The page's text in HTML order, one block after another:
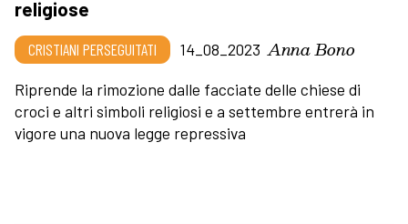
religiose
CRISTIANI PERSEGUITATI 14_08_2023 Anna Bono
Riprende la rimozione dalle facciate delle chiese di
croci e altri simboli religiosi e a settembre entrerà in
vigore una nuova legge repressiva